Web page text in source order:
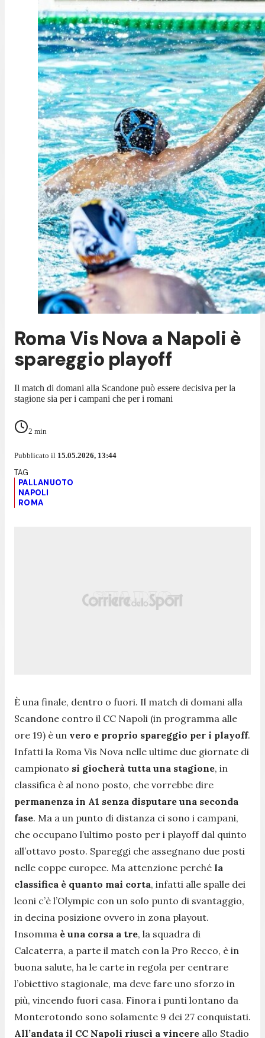
Roma Vis Nova a Napoli è
spareggio playoff
Il match di domani alla Scandone può essere decisiva per la
stagione sia per i campani che per i romani
2 min
Pubblicato il 15.05.2026, 13:44
PALLANUOTO
NAPOLI
ROMA
È una finale, dentro o fuori. Il match di domani alla
Scandone contro il CC Napoli (in programma alle
ore 19) è un vero e proprio spareggio per i playoff.
Infatti la Roma Vis Nova nelle ultime due giornate di
campionato si giocherà tutta una stagione, in
classifica è al nono posto, che vorrebbe dire
permanenza in A1 senza disputare una seconda
fase. Ma a un punto di distanza ci sono i campani,
che occupano l’ultimo posto per i playoff dal quinto
all’ottavo posto. Spareggi che assegnano due posti
nelle coppe europee. Ma attenzione perché la
classifica è quanto mai corta, infatti alle spalle dei
leoni c’è l’Olympic con un solo punto di svantaggio,
in decina posizione ovvero in zona playout.
Insomma è una corsa a tre, la squadra di
Calcaterra, a parte il match con la Pro Recco, è in
buona salute, ha le carte in regola per centrare
l’obiettivo stagionale, ma deve fare uno sforzo in
più, vincendo fuori casa. Finora i punti lontano da
Monterotondo sono solamente 9 dei 27 conquistati.
All’andata il CC Napoli riuscì a vincere allo Stadio